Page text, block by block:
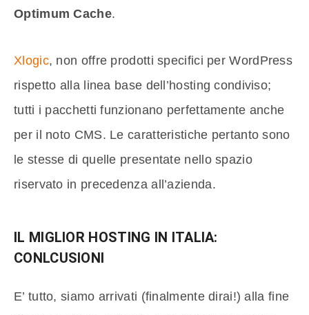
Optimum Cache.
Xlogic, non offre prodotti specifici per WordPress
rispetto alla linea base dell’hosting condiviso;
tutti i pacchetti funzionano perfettamente anche
per il noto CMS. Le caratteristiche pertanto sono
le stesse di quelle presentate nello spazio
riservato in precedenza all’azienda.
IL MIGLIOR HOSTING IN ITALIA:
CONLCUSIONI
E’ tutto, siamo arrivati (finalmente dirai!) alla fine